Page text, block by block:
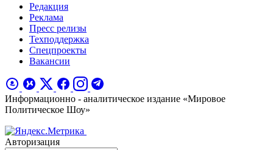
Редакция
Реклама
Пресс релизы
Техподдержка
Спецпроекты
Вакансии
Информационно - аналитическое издание «Мировое
Политическое Шоу»
Авторизация